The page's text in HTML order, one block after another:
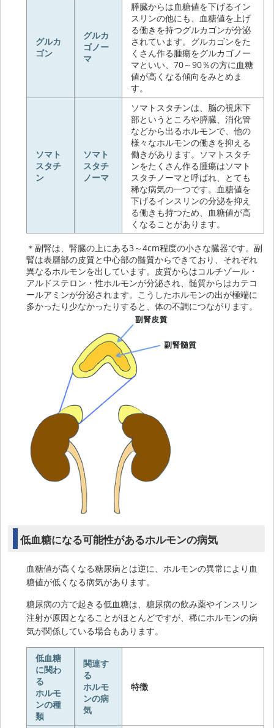
グルカ
ゴン
グルカ
ゴノー
マ
膵臓からは血糖値を下げるイン
スリンの他にも、血糖値を上げ
る働きを持つグルカゴンが分泌
されています。グルカゴンをた
くさん作る腫瘍をグルカゴノー
マといい、70～90％の方に血糖
値が高くなる傾向をみとめま
す。
ソマト
スタチ
ン
ソマト
スタチ
ノーマ
ソマトスタチンは、脳の視床下
部というところや膵臓、消化管
などから出るホルモンで、他の
様々なホルモンの働きを抑える
働きがあります。ソマトスタチ
ンをたくさん作る腫瘍はソマト
スタチノーマと呼ばれ、とても
稀な病気の一つです。血糖値を
下げるインスリンの分泌を抑え
る働きも持つため、血糖値が高
くなることがあります。
＊副腎は、腎臓の上にある3～4cm程度の小さな臓器です。副
腎は表層部の皮質と中心部の髄質からできており、それぞれ
異なるホルモンを出しています。皮質からはコルチゾール・
アルドステロン・性ホルモンが分泌され、髄質からはカテコ
ールアミンが分泌されます。こうしたホルモンの出が極端に
多かったり少なかったりすると、体の不調につながります。
低血糖になる可能性があるホルモンの病気
血糖値が高くなる糖尿病とは逆に、ホルモンの異常により血
糖値が低くなる病気があります。
糖尿病の方で起きる低血糖は、糖尿病の飲み薬やインスリン
注射が原因となることがほとんどですが、稀にホルモンの病
気が関係している場合もあります。
低血糖
に関わ
る
ホルモ
ンの種
類
関連す
る
ホルモ
ンの病
気
特徴